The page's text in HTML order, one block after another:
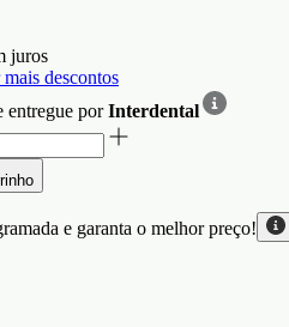
juros
descontos
entregue porInterdental
e garanta o melhor preço!